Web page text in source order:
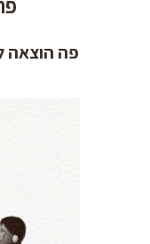
פה הוצאה